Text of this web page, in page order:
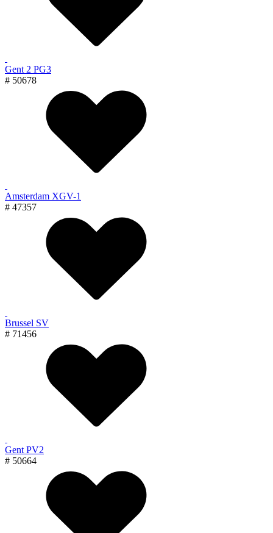
Gent 2 PG3
# 50678
Amsterdam XGV-1
# 47357
Brussel SV
# 71456
Gent PV2
# 50664